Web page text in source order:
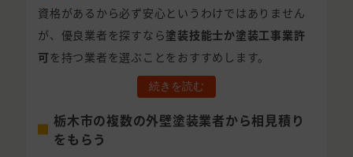
資格があるから必ず安心というわけではありません
が、優良業者を探すなら塗装技能士か塗装工事業許
可 を持つ業者を選ぶことをおすすめします。
続きを読む
栃木市の複数の外壁塗装業者から相見積り
をもらう